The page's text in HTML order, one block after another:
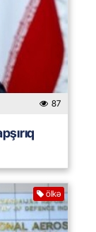
87
ölkə